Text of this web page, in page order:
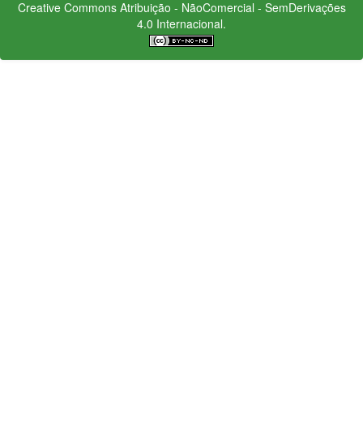
Creative CommonsAtribuição - NãoComercial - SemDerivações
4.0 Internacional.